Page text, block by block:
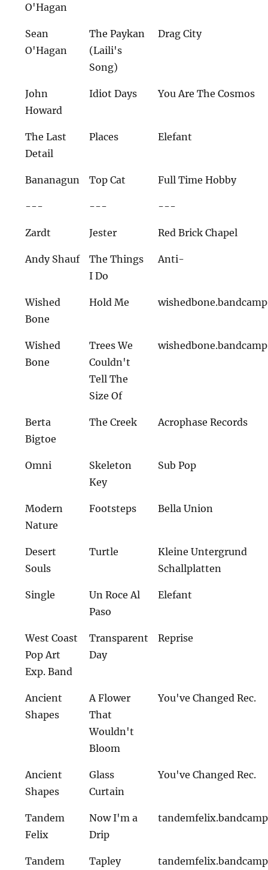
O'Hagan
Sean
O'Hagan
The Paykan
(Laili's
Song)
Drag City
John
Howard
Idiot Days You Are The Cosmos
The Last
Detail
Places Elefant
Bananagun Top Cat Full Time Hobby
--- --- ---
Zardt Jester Red Brick Chapel
Andy Shauf
The Things
I Do
Anti-
Wished
Bone
Hold Me
Wished
Bone
Trees We
Couldn't
Tell The
Size Of
Berta
Bigtoe
The Creek Acrophase Records
Omni
Skeleton
Key
Sub Pop
Modern
Nature
Footsteps Bella Union
Desert
Souls
Turtle
Kleine Untergrund
Schallplatten
Single
Un Roce Al
Paso
Elefant
West Coast
Pop Art
Exp. Band
Transparent
Day
Reprise
Ancient
Shapes
A Flower
That
Wouldn't
Bloom
You've Changed Rec.
Ancient
Shapes
Glass
Curtain
You've Changed Rec.
Tandem
Felix
Now I'm a
Drip
Tandem Tapley